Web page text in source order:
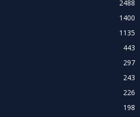
2488
1400
1135
443
297
243
226
198